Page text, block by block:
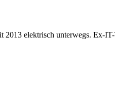
2013 elektrisch unterwegs. Ex-